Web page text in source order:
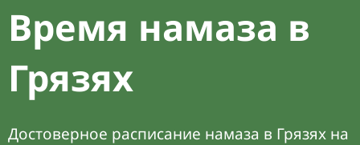
Время намаза в
Грязях
Достоверное расписание намаза в Грязях на